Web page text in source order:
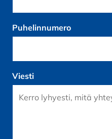
Puhelinnumero
Viesti